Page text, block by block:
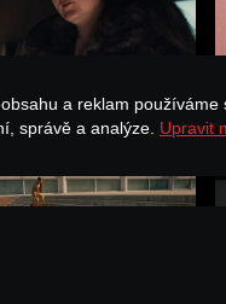
sny
a reklam
správě a analýze. Upravit